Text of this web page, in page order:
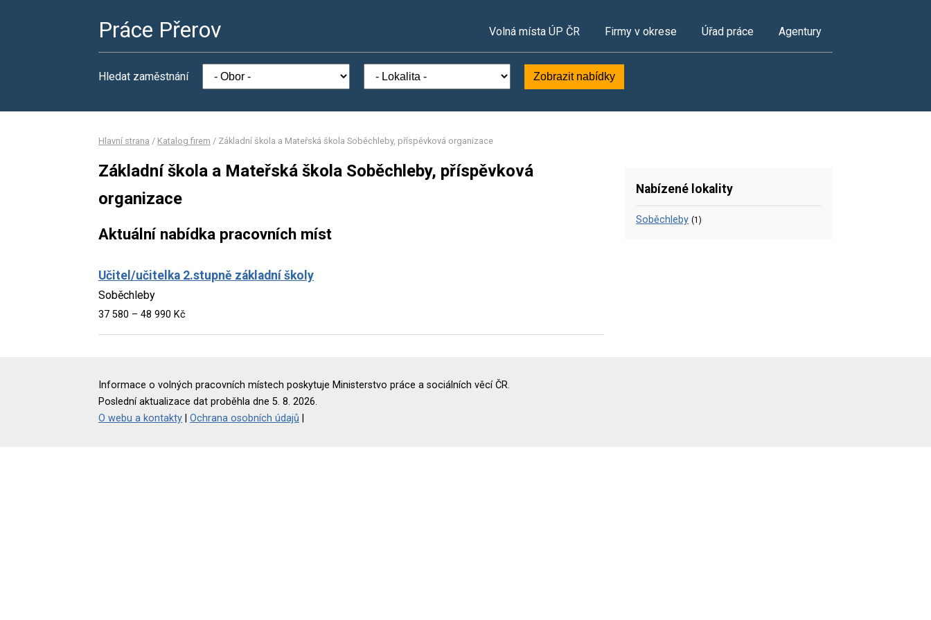
Práce Přerov Volná místa ÚP ČR Firmy v okrese Úřad práce Agentury
Hledat zaměstnání Zobrazit nabídky
Hlavní strana / Katalog firem / Základní škola a Mateřská škola Soběchleby, příspěvková organizace
Základní škola a Mateřská škola Soběchleby, příspěvková
organizace
Aktuální nabídka pracovních míst
Učitel/učitelka 2.stupně základní školy
Soběchleby
37 580 – 48 990 Kč
Nabízené lokality
Soběchleby (1)
Informace o volných pracovních místech poskytuje Ministerstvo práce a sociálních věcí ČR.
Poslední aktualizace dat proběhla dne 5. 8. 2026.
O webu a kontakty
Ochrana osobních údajů